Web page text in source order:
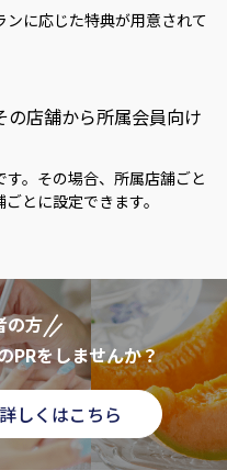
に応じた特典が用意されて
の店舗から所属会員向け
。その場合、所属店舗ごと
とに設定できます。
の方
PRをしませんか？
しくはこちら